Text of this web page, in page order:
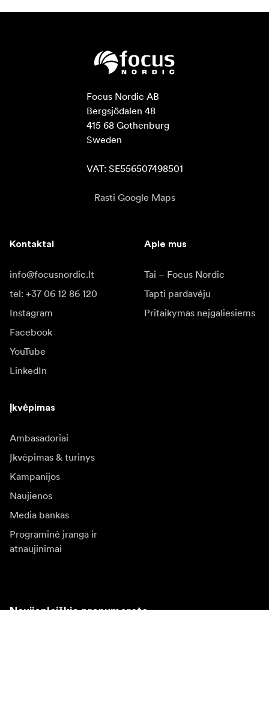
Focus Nordic AB
Bergsjödalen 48
415 68 Gothenburg
Sweden
VAT: SE556507498501
Rasti Google Maps
Kontaktai
info@focusnordic.lt
tel: +37 06 12 86 120
Instagram
Facebook
YouTube
LinkedIn
Apie mus
Tai – Focus Nordic
Tapti pardavėju
Pritaikymas neįgaliesiems
Įkvėpimas
Ambasadoriai
Įkvėpimas & turinys
Kampanijos
Naujienos
Media bankas
Programinė įranga ir
atnaujinimai
Naujienlaiškio prenumerata